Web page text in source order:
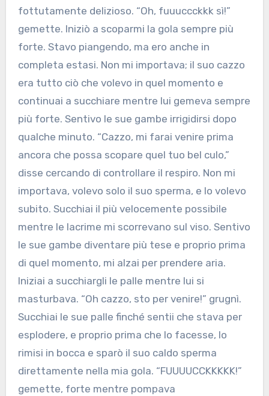
fottutamente delizioso. “Oh, fuuuccckkk sì!”
gemette. Iniziò a scoparmi la gola sempre più
forte. Stavo piangendo, ma ero anche in
completa estasi. Non mi importava; il suo cazzo
era tutto ciò che volevo in quel momento e
continuai a succhiare mentre lui gemeva sempre
più forte. Sentivo le sue gambe irrigidirsi dopo
qualche minuto. “Cazzo, mi farai venire prima
ancora che possa scopare quel tuo bel culo,”
disse cercando di controllare il respiro. Non mi
importava, volevo solo il suo sperma, e lo volevo
subito. Succhiai il più velocemente possibile
mentre le lacrime mi scorrevano sul viso. Sentivo
le sue gambe diventare più tese e proprio prima
di quel momento, mi alzai per prendere aria.
Iniziai a succhiargli le palle mentre lui si
masturbava. “Oh cazzo, sto per venire!” grugnì.
Succhiai le sue palle finché sentii che stava per
esplodere, e proprio prima che lo facesse, lo
rimisi in bocca e sparò il suo caldo sperma
direttamente nella mia gola. “FUUUUCCKKKKK!”
gemette, forte mentre pompava